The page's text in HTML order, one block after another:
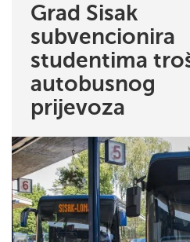
Grad Sisak
subvencionira
studentima
autobusnog
prijevoza